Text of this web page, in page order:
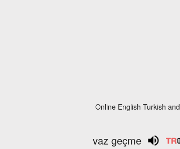
Online English Turkish
vaz geçme